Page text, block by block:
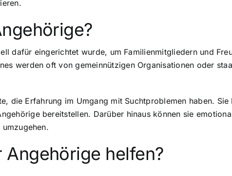
dafür eingerichtet wurde, um Familienmitgliedern und
werden oft von gemeinnützigen Organisationen oder
die Erfahrung im Umgang mit Suchtproblemen haben. Sie
bereitstellen. Darüber hinaus können sie
helfen?